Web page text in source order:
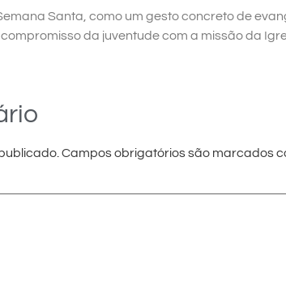
Santa, como um gesto concreto de
da juventude com a missão da
Campos obrigatórios são marcados